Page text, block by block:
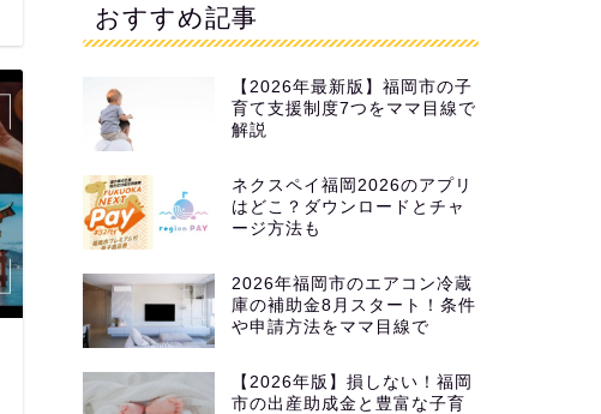
おすすめ記事
【2026年最新版】福岡市の子
育て支援制度7つをママ目線で
解説
ネクスペイ福岡2026のアプリ
はどこ？ダウンロードとチャ
ージ方法も
2026年福岡市のエアコン冷蔵
庫の補助金8月スタート！条件
や申請方法をママ目線で
【2026年版】損しない！福岡
市の出産助成金と豊富な子育